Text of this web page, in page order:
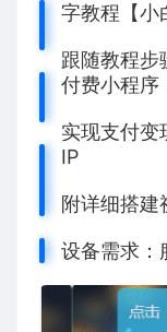
字教程【小
跟随教程步
付费小程序
实现支付变
IP
附详细搭建
设备需求：